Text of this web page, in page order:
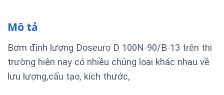
Mô tả
Bơm định lượng Doseuro D 100N-90/B-13 trên thị
trường hiện nay có nhiều chủng loại khác nhau về
lưu lượng,cấu tạo, kích thước,